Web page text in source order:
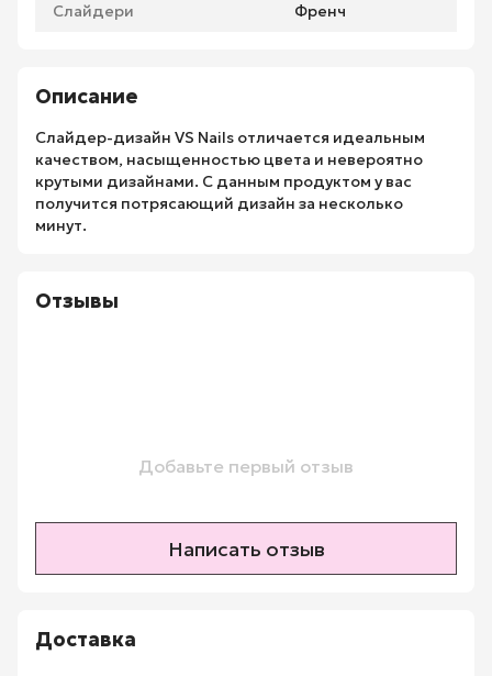
Слайдери Френч
Описание
Слайдер-дизайн VS Nails отличается идеальным
качеством, насыщенностью цвета и невероятно
крутыми дизайнами. С данным продуктом у вас
получится потрясающий дизайн за несколько
минут.
Отзывы
Добавьте первый отзыв
Написать отзыв
Доставка